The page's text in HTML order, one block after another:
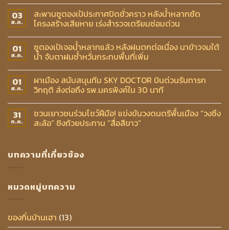
03
ส.ค.
สะพานซูตองเป้ประกาศปิดชั่วคราว หลังน้ำหลากซัด
โครงสร้างเสียหาย เร่งสำรวจเตรียมซ่อมด่วน
01
ส.ค.
ซูตองเป้เจอน้ำหลากแล้ว หลังฝนตกต่อเนื่อง นาข้าวจมใต้
น้ำ จับตาฝนซ้ำหวั่นกระทบพื้นที่เพิ่ม
01
ส.ค.
ผาเมือง สนับสนุนทีม SKY DOCTOR บินด่วนรับทารก
วิกฤติ ส่งต่อถึง รพ.นครพิงค์ใน 30 นาที
31
ก.ค.
ชวนเยาวชนร่วมโชว์ฝีมือ! แข่งขันวงดนตรีพื้นเมือง “วงซึง
สะล้อ” ชิงถ้วยประทาน “สื่อสีขาว”
บทความที่เกี่ยวข้อง
หมวดหมู่บทความ
ของกิ๋นบ้านเฮา (13)